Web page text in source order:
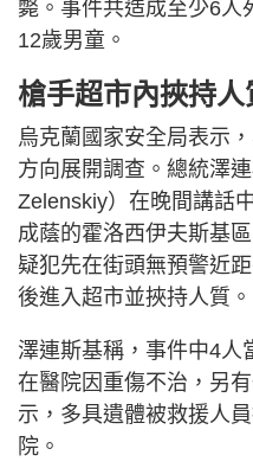
斃。事件共造成至少6人
12歲男童。
槍手超市內挾持人
烏克蘭國家安全局表示
方向展開調查。總統澤
Zelenskiy）在晚間講話
成蔭的霍洛西伊夫斯基
疑犯先在街頭無預警近
後進入超市並挾持人質。
澤連斯基稱，事件中4人
在醫院因重傷不治，另
示，多具遺體被救援人
院。